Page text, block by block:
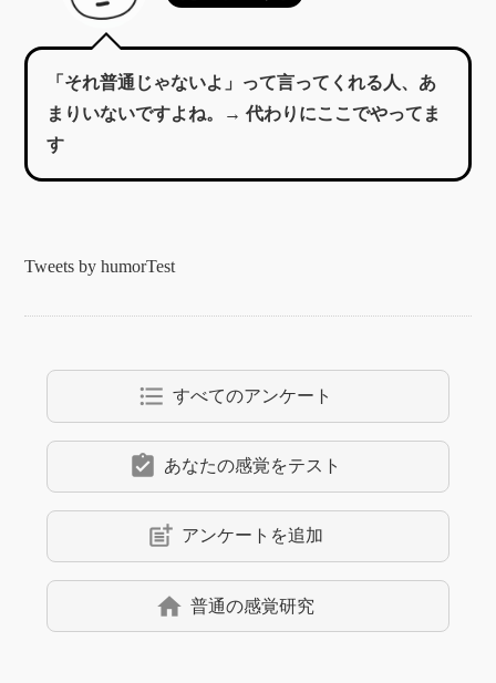
「それ普通じゃないよ」って言ってくれる人、あ
まりいないですよね。→ 代わりにここでやってま
す
Tweets by humorTest
format_list_bulleted すべてのアンケート
assignment_turned_in あなたの感覚をテスト
post_add アンケートを追加
home 普通の感覚研究